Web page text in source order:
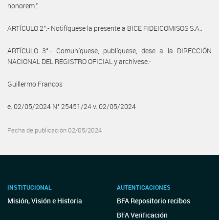
honorem.”
ARTÍCULO 2°.- Notifíquese la presente a BICE FIDEICOMISOS S.A..
ARTÍCULO 3°.- Comuníquese, publíquese, dese a la DIRECCIÓN
NACIONAL DEL REGISTRO OFICIAL y archívese.-
Guillermo Francos
e. 02/05/2024 N° 25451/24 v. 02/05/2024
Fecha de publicación 02/05/2024
INSTITUCIONAL
Misión, Visión e Historia
AUTENTICACIONES
BFA Repositorio recibos
BFA Verificación